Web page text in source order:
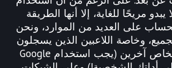
مريحًا للغاية، إلا أنها الطريقة
على العديد من الموارد، ونحن
وخاصة اللاعبين الذين يسجلون
الدخول على أجهزة أشخاص آخرين (يجب استخدام Google